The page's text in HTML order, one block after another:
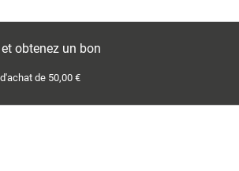
obtenez un bon
de 50,00 €